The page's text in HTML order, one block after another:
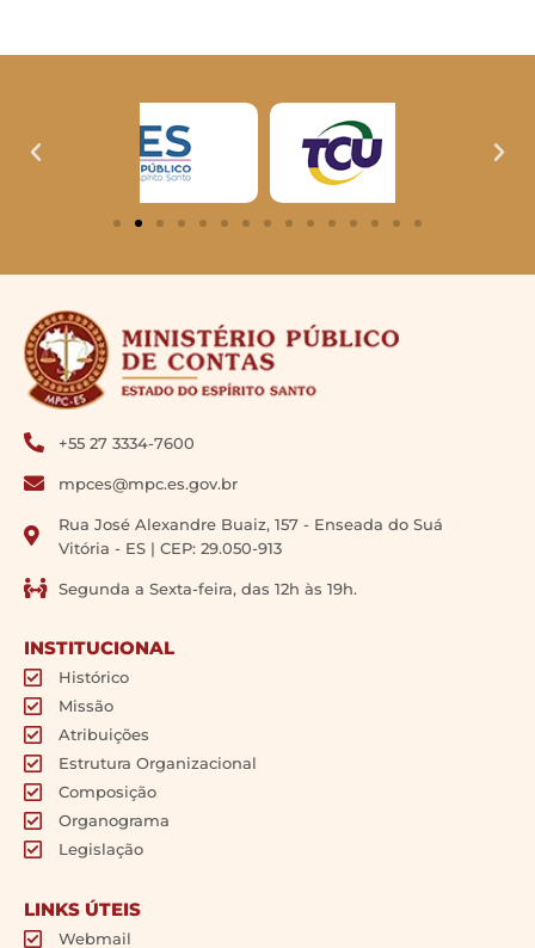
+55 27 3334-7600
mpces@mpc.es.gov.br
Rua José Alexandre Buaiz, 157 - Enseada do Suá
Vitória - ES | CEP: 29.050-913
Segunda a Sexta-feira, das 12h às 19h.
INSTITUCIONAL
Histórico
Missão
Atribuições
Estrutura Organizacional
Composição
Organograma
Legislação
LINKS ÚTEIS
Webmail